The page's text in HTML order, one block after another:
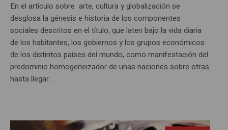
En el artículo sobre arte, cultura y globalización se
desglosa la génesis e historia de los componentes
sociales descritos en el título, que laten bajo la vida diaria
de los habitantes, los gobiernos y los grupos económicos
de los distintos países del mundo, como manifestación del
predominio homogeneizador de unas naciones sobre otras
hasta llegar...